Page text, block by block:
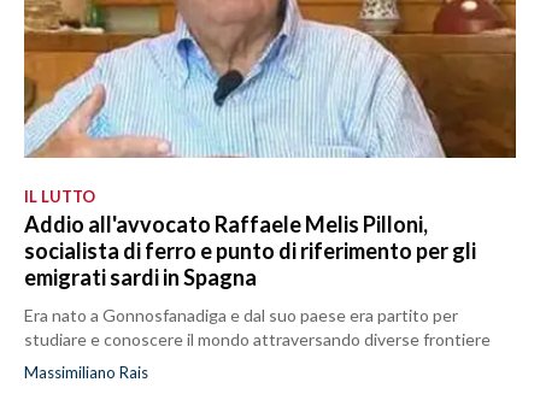
IL LUTTO
Addio all'avvocato Raffaele Melis Pilloni,
socialista di ferro e punto di riferimento per gli
emigrati sardi in Spagna
Era nato a Gonnosfanadiga e dal suo paese era partito per
studiare e conoscere il mondo attraversando diverse frontiere
Massimiliano Rais